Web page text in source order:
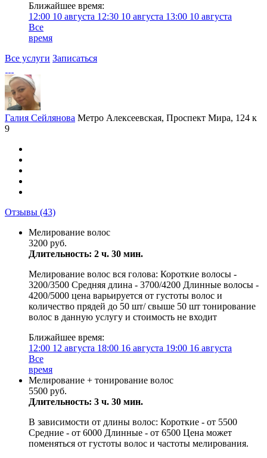
Ближайшее время:
12:00 10 августа 12:30 10 августа 13:00 10 августа
Все
время
Все услуги Записаться
Галия Сейлянова Метро Алексеевская, Проспект Мира, 124 к
9
Отзывы (43)
Мелирование волос
3200 руб.
Длительность: 2 ч. 30 мин.
Мелирование волос вся голова: Короткие волосы -
3200/3500 Средняя длина - 3700/4200 Длинные волосы -
4200/5000 цена варьируется от густоты волос и
количество прядей до 50 шт/ свыше 50 шт тонирование
волос в данную услугу и стоимость не входит
Ближайшее время:
12:00 12 августа 18:00 16 августа 19:00 16 августа
Все
время
Мелирование + тонирование волос
5500 руб.
Длительность: 3 ч. 30 мин.
В зависимости от длины волос: Короткие - от 5500
Средние - от 6000 Длинные - от 6500 Цена может
поменяться от густоты волос и частоты мелирования.